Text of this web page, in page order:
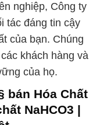
nghiệp, Công ty
tác đáng tin cậy
của bạn. Chúng
khách hàng và
của họ.
bán Hóa Chất
NaHCO3 |